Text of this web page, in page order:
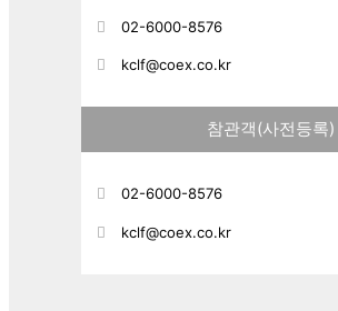
02-6000-8576
kclf@coex.co.kr
참관객(사전등록)
02-6000-8576
kclf@coex.co.kr